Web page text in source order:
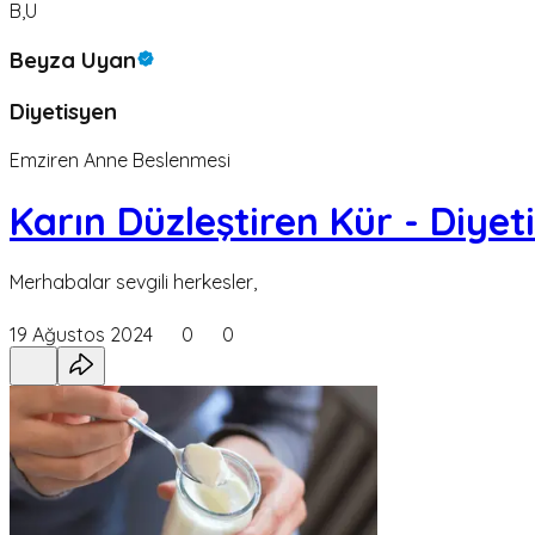
B,U
Beyza Uyan
Diyetisyen
Emziren Anne Beslenmesi
Karın Düzleştiren Kür -
Merhabalar sevgili herkesler,
19 Ağustos 2024 0 0